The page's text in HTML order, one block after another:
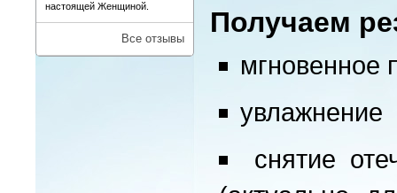
настоящей Женщиной.
Все отзывы
Получаем
мгновенное
увлажнение
снятие